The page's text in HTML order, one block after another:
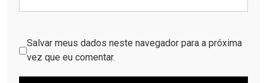
Salvar meus dados neste navegador para a próxima
vez que eu comentar.